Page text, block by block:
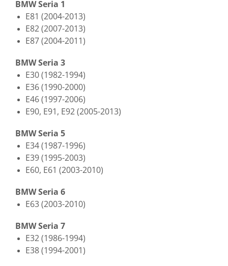
BMW Seria 1
E81 (2004-2013)
E82 (2007-2013)
E87 (2004-2011)
BMW Seria 3
E30 (1982-1994)
E36 (1990-2000)
E46 (1997-2006)
E90, E91, E92 (2005-2013)
BMW Seria 5
E34 (1987-1996)
E39 (1995-2003)
E60, E61 (2003-2010)
BMW Seria 6
E63 (2003-2010)
BMW Seria 7
E32 (1986-1994)
E38 (1994-2001)